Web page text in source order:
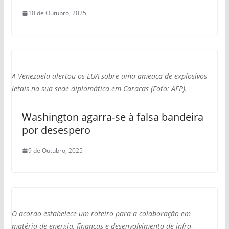
10 de Outubro, 2025
A Venezuela alertou os EUA sobre uma ameaça de explosivos
letais na sua sede diplomática em Caracas (Foto: AFP).
Washington agarra-se à falsa bandeira
por desespero
9 de Outubro, 2025
O acordo estabelece um roteiro para a colaboração em
matéria de energia, finanças e desenvolvimento de infra-